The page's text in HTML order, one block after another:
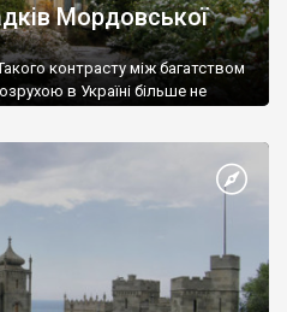
Мордовської
контрасту між багатством
в Україні більше не